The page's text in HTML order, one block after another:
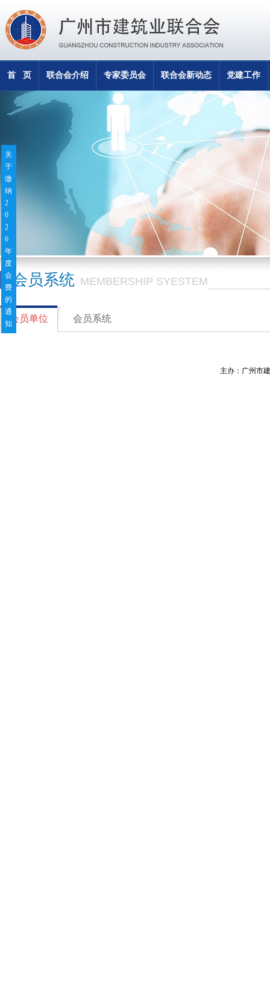
首 页 联合会介绍 专家委员会 联合会新动态 党建工作
会员系统 MEMBERSHIP SYESTEM
会员单位 会员系统
主办：广州市
关
于
缴
纳
2
0
2
6
年
度
会
费
的
通
知